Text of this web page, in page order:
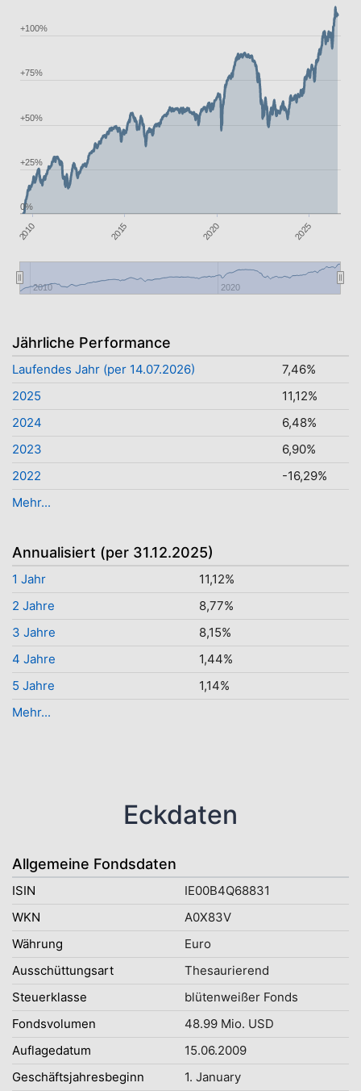
2010 2015 2020 2025
2010 2020
0%
+25%
+50%
+75%
+100%
Jährliche Performance
Laufendes Jahr (per 14.07.2026)
7,46%
2025
11,12%
2024
6,48%
2023
6,90%
2022
-16,29%
Mehr...
Annualisiert (per 31.12.2025)
1 Jahr
11,12%
2 Jahre
8,77%
3 Jahre
8,15%
4 Jahre
1,44%
5 Jahre
1,14%
Mehr...
Eckdaten
Allgemeine Fondsdaten
ISIN
IE00B4Q68831
WKN
A0X83V
Währung
Euro
Ausschüttungsart
Thesaurierend
Steuerklasse
blütenweißer Fonds
Fondsvolumen
48.99 Mio. USD
Auflagedatum
15.06.2009
Geschäftsjahresbeginn
1. January